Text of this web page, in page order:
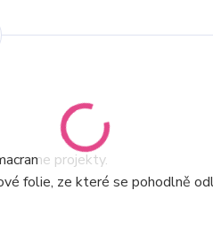
projekty.
folie, ze které se pohodlně